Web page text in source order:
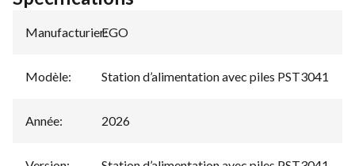
Manufacturier:
EGO
Modèle: Station d’alimentation avec piles PST3041
Année: 2026